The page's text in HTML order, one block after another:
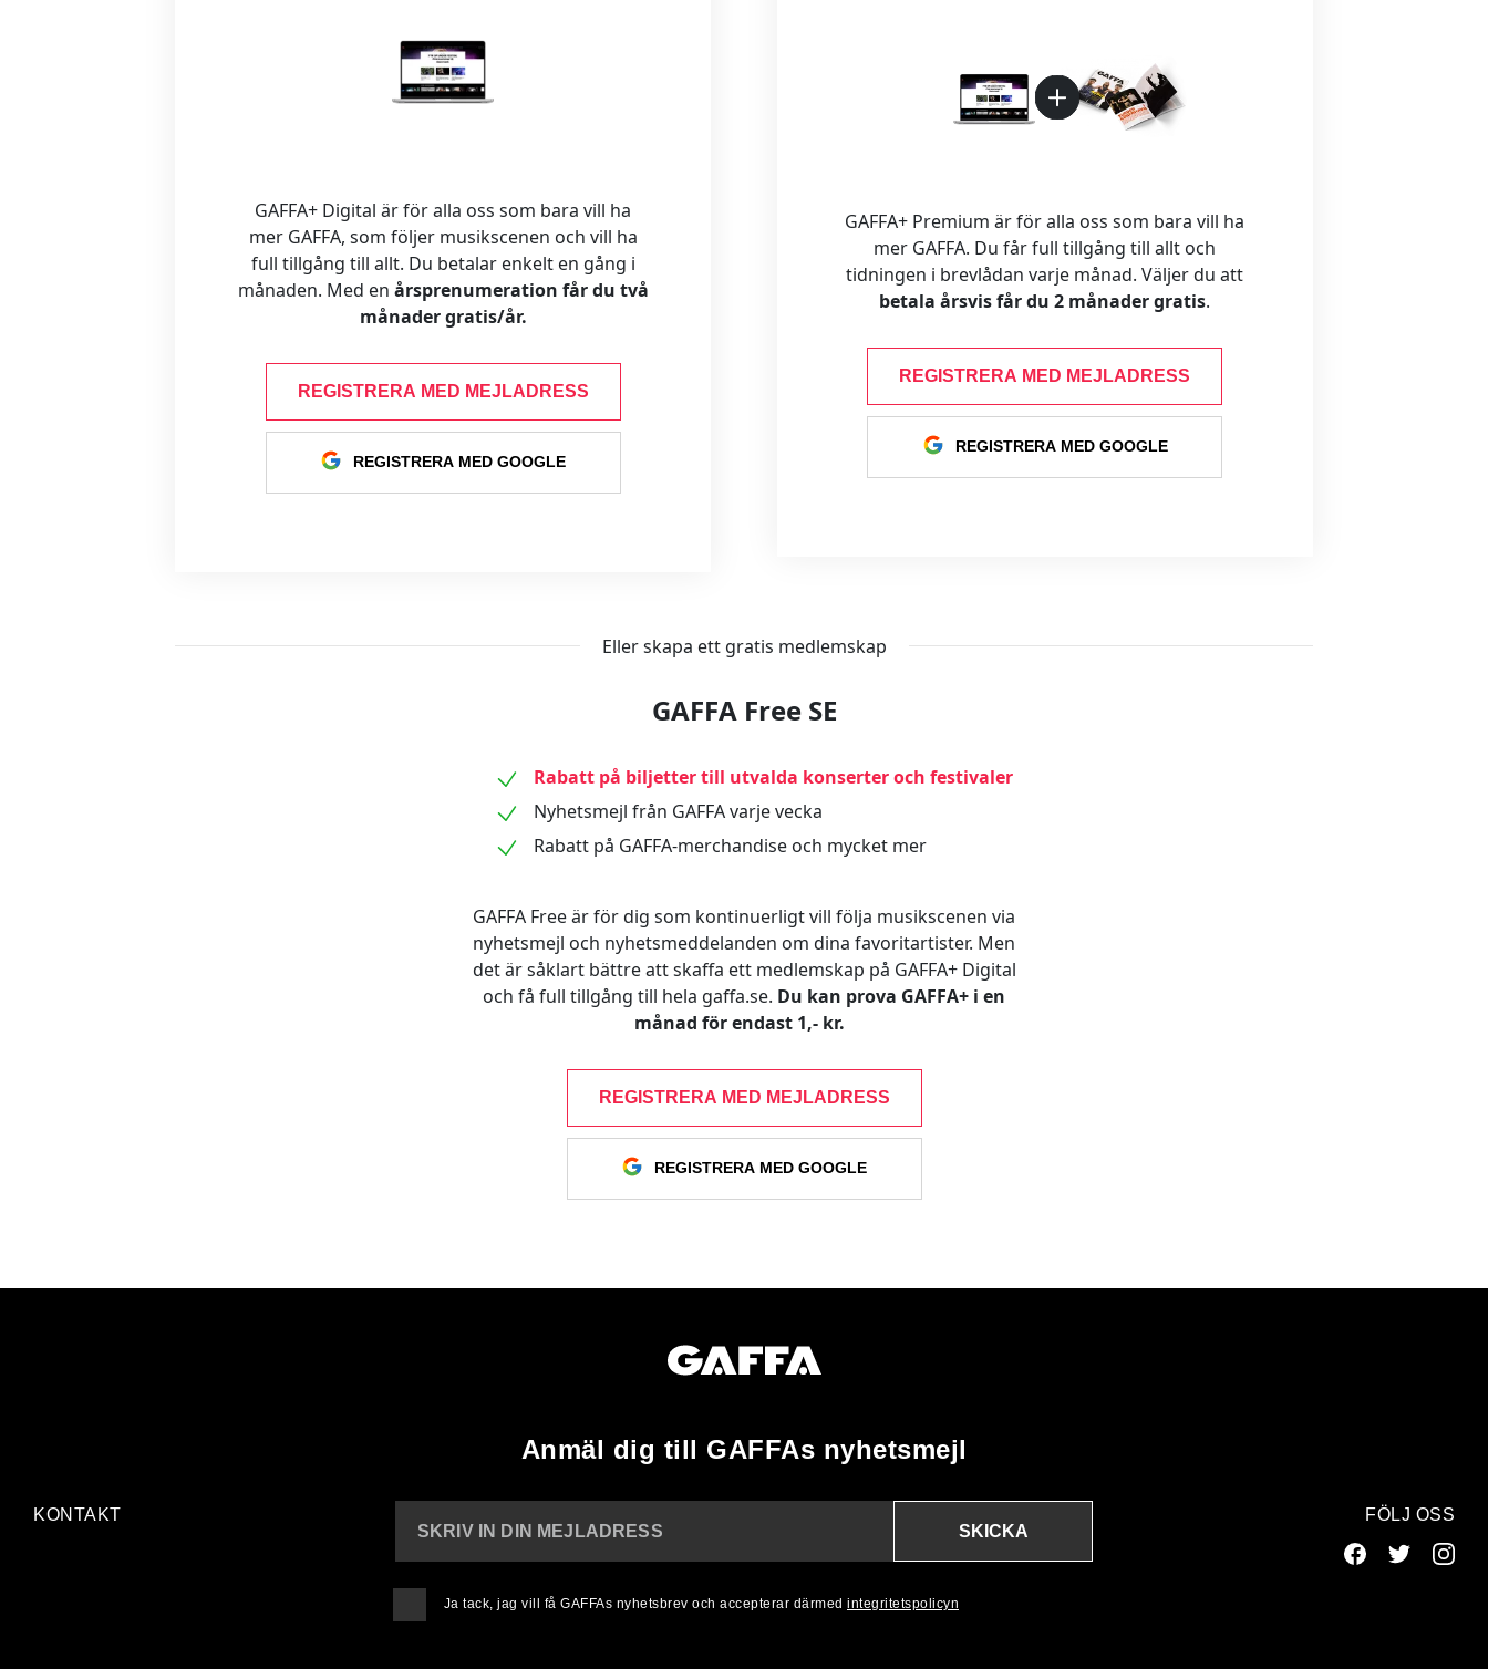
GAFFA+ Digital är för alla oss som bara vill ha
mer GAFFA, som följer musikscenen och vill ha
full tillgång till allt. Du betalar enkelt en gång i
månaden. Med en årsprenumeration får du två
månader gratis/år.
REGISTRERA MED MEJLADRESS
REGISTRERA MED GOOGLE
GAFFA+ Premium är för alla oss som bara vill ha
mer GAFFA. Du får full tillgång till allt och
tidningen i brevlådan varje månad. Väljer du att
betala årsvis får du 2 månader gratis.
REGISTRERA MED MEJLADRESS
REGISTRERA MED GOOGLE
Eller skapa ett gratis medlemskap
GAFFA Free SE
Rabatt på biljetter till utvalda konserter och festivaler
Nyhetsmejl från GAFFA varje vecka
Rabatt på GAFFA-merchandise och mycket mer
GAFFA Free är för dig som kontinuerligt vill följa musikscenen via
nyhetsmejl och nyhetsmeddelanden om dina favoritartister. Men
det är såklart bättre att skaffa ett medlemskap på GAFFA+ Digital
och få full tillgång till hela gaffa.se. Du kan prova GAFFA+ i en
månad för endast 1,- kr.
REGISTRERA MED MEJLADRESS
REGISTRERA MED GOOGLE
Anmäl dig till GAFFAs nyhetsmejl
KONTAKT
SKRIV IN DIN MEJLADRESS
SKICKA
Ja tack, jag vill få GAFFAs nyhetsbrev och accepterar därmed integritetspolicyn
FÖLJ OSS